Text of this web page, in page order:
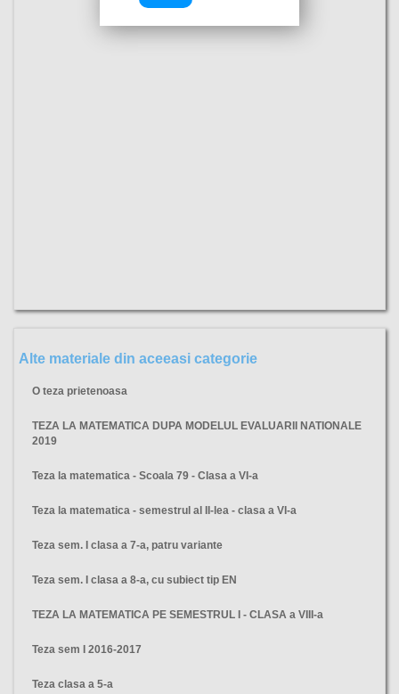
Alte materiale din aceeasi categorie
O teza prietenoasa
TEZA LA MATEMATICA DUPA MODELUL EVALUARII NATIONALE
2019
Teza la matematica - Scoala 79 - Clasa a VI-a
Teza la matematica - semestrul al II-lea - clasa a VI-a
Teza sem. I clasa a 7-a, patru variante
Teza sem. I clasa a 8-a, cu subiect tip EN
TEZA LA MATEMATICA PE SEMESTRUL I - CLASA a VIII-a
Teza sem I 2016-2017
Teza clasa a 5-a